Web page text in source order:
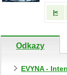
|<
Odkazy
EVYNA -